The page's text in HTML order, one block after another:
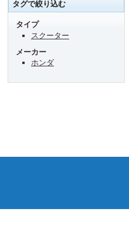
タグで絞り込む
タイプ
スクーター
メーカー
ホンダ